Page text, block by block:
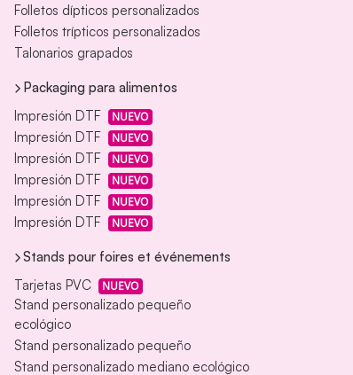
Folletos dípticos personalizados
Folletos trípticos personalizados
Talonarios grapados
Packaging para alimentos
Impresión DTF
NUEVO
Impresión DTF NUEVO
Impresión DTF NUEVO
Impresión DTF NUEVO
Impresión DTF NUEVO
Impresión DTF NUEVO
Stands pour foires et événements
Tarjetas PVC
NUEVO
Stand personalizado pequeño
ecológico
Stand personalizado pequeño
Stand personalizado mediano ecológico